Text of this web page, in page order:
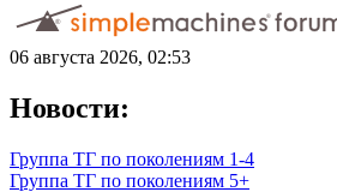
06 августа 2026, 02:53
Новости:
Группа ТГ по поколениям 1-4
Группа ТГ по поколениям 5+